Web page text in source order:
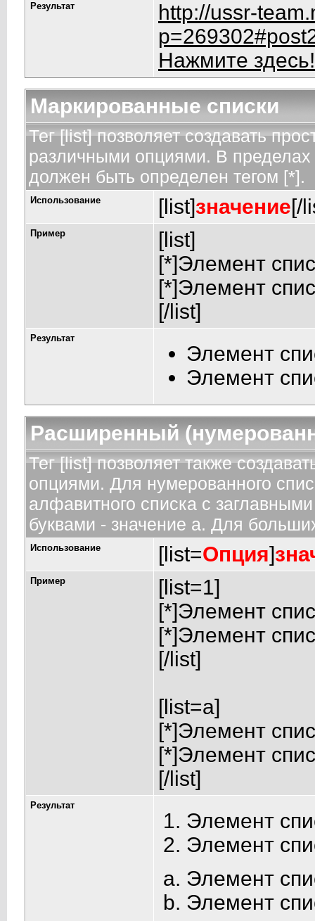
Результат
http://ussr-
Нажмите здесь!
Маркированные списки
Тег [list] позволяет создавать
различными опциями. В пределах
должен быть определен тегом [*].
Использование [list]значение[/
Пример
[list]
[*]Элемент
[*]Элемент
[/list]
Результат
Элемент
Элемент
Расширенный
Тег [list] позволяет также
опциями. Для нумерованного
алфавитного списка с
буквами - значение а. Для
Использование [list=Опция]
Пример
[list=1]
[*]Элемент
[*]Элемент
[/list]
[list=a]
[*]Элемент
[*]Элемент
[/list]
Результат
Элемент
Элемент
Элемент
Элемент